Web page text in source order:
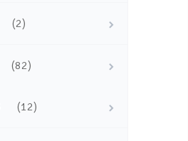
(2)
(82)
(12)